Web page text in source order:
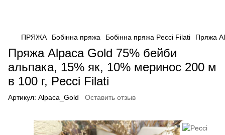
ПРЯЖА Бобінна пряжа Бобінна пряжа Pecci Filati Пряжа
Пряжа Alpaca Gold 75% бейби
альпака, 15% як, 10% меринос 200 м
в 100 г, Pecci Filati
Артикул: Alpaca_Gold Оставить отзыв